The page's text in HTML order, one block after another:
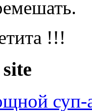
!!!